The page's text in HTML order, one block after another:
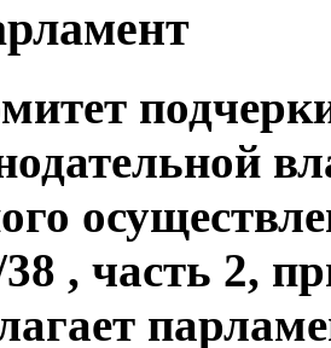
, часть 2,